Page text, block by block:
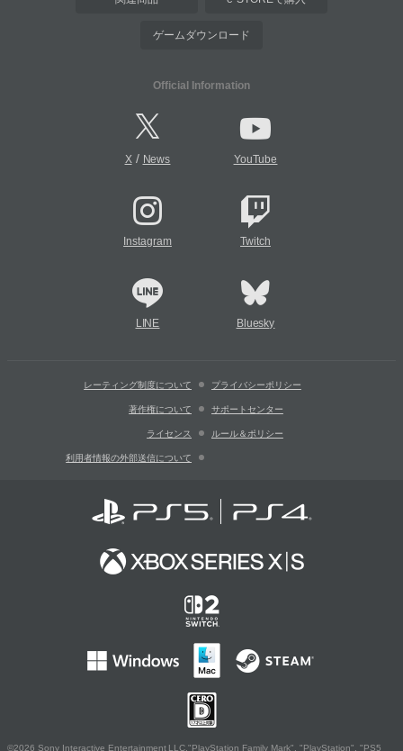
ゲームダウンロード
Official Information
X/ News YouTube
Instagram Twitch
LINE Bluesky
レーティング制度について プライバシーポリシー
著作権について サポートセンター
ライセンス ルール＆ポリシー
利用者情報の外部送信について
©2026 Sony Interactive Entertainment LLC."PlayStation Family Mark", "PlayStation", "PS5